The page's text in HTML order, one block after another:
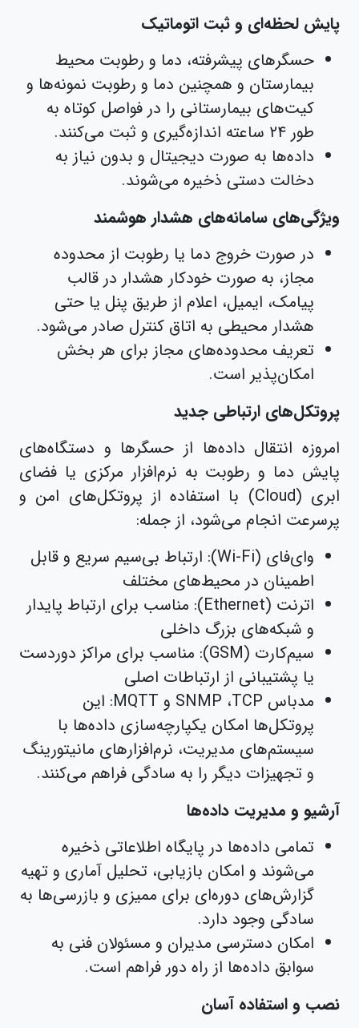
پایش لحظه‌ای و ثبت اتوماتیک
حسگرهای پیشرفته، دما و رطوبت محیط
بیمارستان و همچنین دما و رطوبت نمونه‌ها و
کیت‌های بیمارستانی را در فواصل کوتاه به
طور ۲۴ ساعته اندازه‌گیری و ثبت می‌کنند.
داده‌ها به صورت دیجیتال و بدون نیاز به
دخالت دستی ذخیره می‌شوند.
ویژگی‌های سامانه‌های هشدار هوشمند
در صورت خروج دما یا رطوبت از محدوده
مجاز، به صورت خودکار هشدار در قالب
پیامک، ایمیل، اعلام از طریق پنل یا حتی
هشدار محیطی به اتاق کنترل صادر می‌شود.
تعریف محدوده‌های مجاز برای هر بخش
امکان‌پذیر است.
پروتکل‌های ارتباطی جدید
امروزه انتقال داده‌ها از حسگرها و دستگاه‌های
پایش دما و رطوبت به نرم‌افزار مرکزی یا فضای
ابری (Cloud) با استفاده از پروتکل‌های امن و
پرسرعت انجام می‌شود، از جمله:
وای‌فای (Wi-Fi): ارتباط بی‌سیم سریع و قابل
اطمینان در محیط‌های مختلف
اترنت (Ethernet): مناسب برای ارتباط پایدار
و شبکه‌های بزرگ داخلی
سیم‌کارت (GSM): مناسب برای مراکز دوردست
یا پشتیبانی از ارتباطات اصلی
مدباس SNMP ،TCP و MQTT: این
پروتکل‌ها امکان یکپارچه‌سازی داده‌ها با
سیستم‌های مدیریت، نرم‌افزارهای مانیتورینگ
و تجهیزات دیگر را به سادگی فراهم می‌کنند.
آرشیو و مدیریت داده‌ها
تمامی داده‌ها در پایگاه اطلاعاتی ذخیره
می‌شوند و امکان بازیابی، تحلیل آماری و تهیه
گزارش‌های دوره‌ای برای ممیزی و بازرسی‌ها به
سادگی وجود دارد.
امکان دسترسی مدیران و مسئولان فنی به
سوابق داده‌ها از راه دور فراهم است.
نصب و استفاده آسان